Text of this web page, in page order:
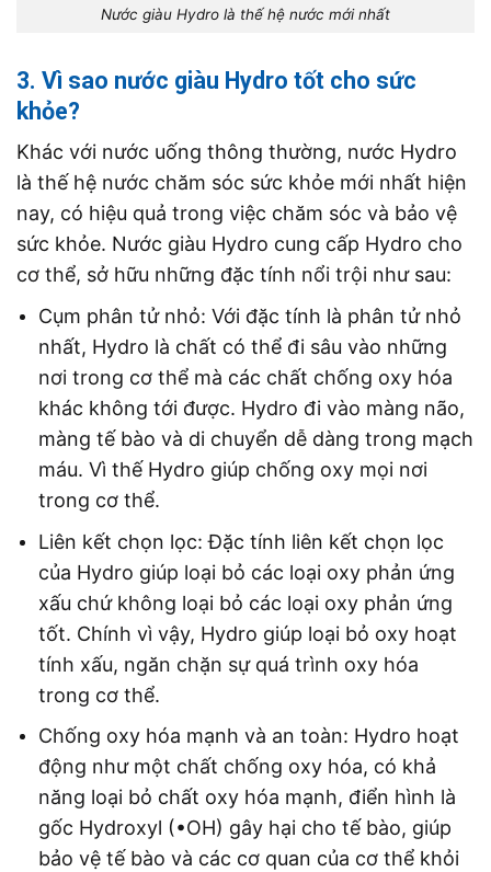
Nước giàu Hydro là thế hệ nước mới nhất
3. Vì sao nước giàu Hydro tốt cho sức
khỏe?
Khác với nước uống thông thường, nước Hydro
là thế hệ nước chăm sóc sức khỏe mới nhất hiện
nay, có hiệu quả trong việc chăm sóc và bảo vệ
sức khỏe. Nước giàu Hydro cung cấp Hydro cho
cơ thể, sở hữu những đặc tính nổi trội như sau:
Cụm phân tử nhỏ: Với đặc tính là phân tử nhỏ
nhất, Hydro là chất có thể đi sâu vào những
nơi trong cơ thể mà các chất chống oxy hóa
khác không tới được. Hydro đi vào màng não,
màng tế bào và di chuyển dễ dàng trong mạch
máu. Vì thế Hydro giúp chống oxy mọi nơi
trong cơ thể.
Liên kết chọn lọc: Đặc tính liên kết chọn lọc
của Hydro giúp loại bỏ các loại oxy phản ứng
xấu chứ không loại bỏ các loại oxy phản ứng
tốt. Chính vì vậy, Hydro giúp loại bỏ oxy hoạt
tính xấu, ngăn chặn sự quá trình oxy hóa
trong cơ thể.
Chống oxy hóa mạnh và an toàn: Hydro hoạt
động như một chất chống oxy hóa, có khả
năng loại bỏ chất oxy hóa mạnh, điển hình là
gốc Hydroxyl (•OH) gây hại cho tế bào, giúp
bảo vệ tế bào và các cơ quan của cơ thể khỏi